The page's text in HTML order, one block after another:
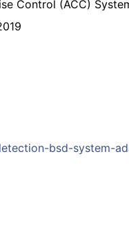
Control (ACC)
bsd-system-